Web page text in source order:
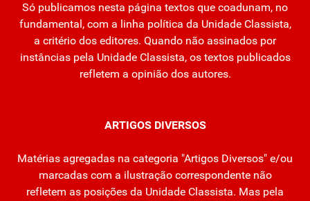
Só publicamos nesta página textos que coadunam, no
fundamental, com a linha política da Unidade Classista,
a critério dos editores. Quando não assinados por
instâncias pela Unidade Classista, os textos publicados
refletem a opinião dos autores.
ARTIGOS DIVERSOS
Matérias agregadas na categoria "Artigos Diversos" e/ou
marcadas com a ilustração correspondente não
refletem as posições da Unidade Classista. Mas pela